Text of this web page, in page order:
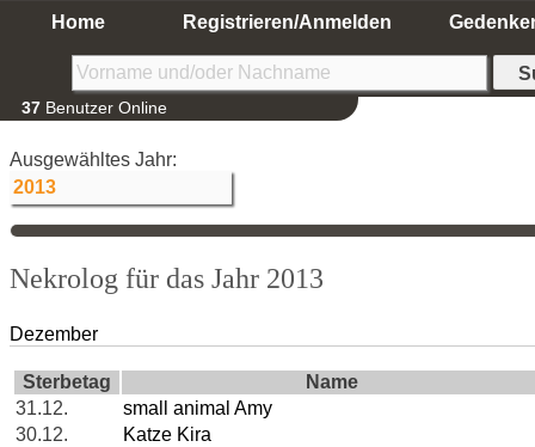
Home Registrieren/Anmelden
37 Benutzer Online
Ausgewähltes Jahr:
Nekrolog für das Jahr 2013
Dezember
Sterbetag
Name
31.12.
small animal Amy
30.12.
Katze Kira